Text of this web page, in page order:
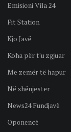
Emisioni Vila 24
Fit Station
Kjo Javë
Koha për t'u zgjuar
Me zemër të hapur
Në shënjester
News24 Fundjavë
Oponencë